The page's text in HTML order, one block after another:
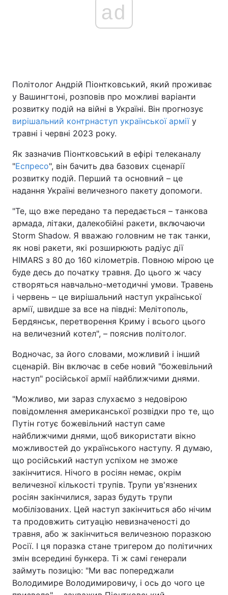
ad
Політолог Андрій Піонтковський, який проживає
у Вашингтоні, розповів про можливі варіанти
розвитку подій на війні в Україні. Він прогнозує
вирішальний контрнаступ української арміїу
травні і червні 2023 року.
Як зазначив Піонтковський в ефірі телеканалу
"Еспресо", він бачить два базових сценарії
розвитку подій. Перший та основний – це
надання Україні величезного пакету допомоги.
"Те, що вже передано та передається – танкова
армада, літаки, далекобійні ракети, включаючи
Storm Shadow. Я вважаю головним не так танки,
як нові ракети, які розширюють радіус дії
HIMARS з 80 до 160 кілометрів. Повною мірою це
буде десь до початку травня. До цього ж часу
створяться навчально-методичні умови. Травень
і червень – це вирішальний наступ української
армії, швидше за все на півдні: Мелітополь,
Бердянськ, перетворення Криму і всього цього
на величезний котел", – пояснив політолог.
Водночас, за його словами, можливий і інший
сценарій. Він включає в себе новий "божевільний
наступ" російської армії найближчими днями.
"Можливо, ми зараз слухаємо з недовірою
повідомлення американської розвідки про те, що
Путін готує божевільний наступ саме
найближчими днями, щоб використати вікно
можливостей до українського наступу. Я думаю,
що російський наступ успіхом не зможе
закінчитися. Нічого в росіян немає, окрім
величезної кількості трупів. Трупи ув'язнених
росіян закінчилися, зараз будуть трупи
мобілізованих. Цей наступ закінчиться або нічим
та продовжить ситуацію невизначеності до
травня, або ж закінчиться величезною поразкою
Росії. І ця поразка стане тригером до політичних
змін всередині бункера. Ті ж самі генерали
займуть позицію: "Ми вас попереджали
Володимире Володимировичу, і ось до чого це